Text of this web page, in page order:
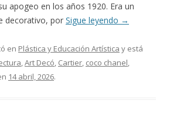
apogeo en los años 1920. Era un
decorativo, por Sigue leyendo →
en Plástica y Educación Artística y está
,Art Decó, Cartier, coco chanel,
14 abril, 2026.